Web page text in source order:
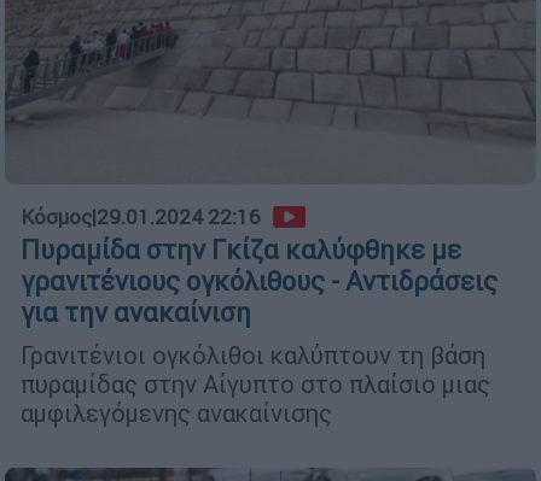
Κόσμος|29.01.2024 22:16
Πυραμίδα στην Γκίζα καλύφθηκε με
γρανιτένιους ογκόλιθους - Αντιδράσεις
για την ανακαίνιση
Γρανιτένιοι ογκόλιθοι καλύπτουν τη βάση
πυραμίδας στην Αίγυπτο στo πλαίσιo μιας
αμφιλεγόμενης ανακαίνισης